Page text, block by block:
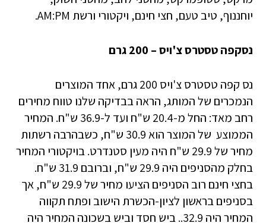
יוחננוף, טיב טעם, חצי חינם, ויקטורי ורשת AM:PM.
נסקפה טסטרס צ'ויס – 200 גרם
נס קפה טסטרס צ'ויס 200 גרם, אחד המוצרים
הנמכרים של המותג, הראה בבדיקה שלנו טווח מחירים
רחב מאד: החל מ-20.4 ש"ח ועד ל-36.9 ש"ח. המחיר
הממוצע של המוצר הוא 30.9 ש"ח, כשבהרבה רשתות
מחיר של 29.9 ש"ח היה מעין סטנדרט. בויקטורי המחיר
בחלק מהסניפים היה 29.9 ש"ח, וברובם 31.9 ש"ח.
בחצי חינם רוב הסניפים הציעו מחיר של 29.9 ש"ח, אך
בסניפים בראשון לציון-הכשרת הישוב ופתח תקווה
המחיר היה 32.9.. ביש חסד וביש בשכונה המחיר היה